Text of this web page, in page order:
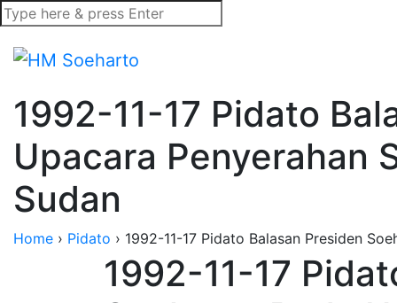
1992-11-17 Pidato
Upacara Penyerahan
Sudan
Home › Pidato › 1992-11-17 Pidato Balasan Presiden
1992-11-17